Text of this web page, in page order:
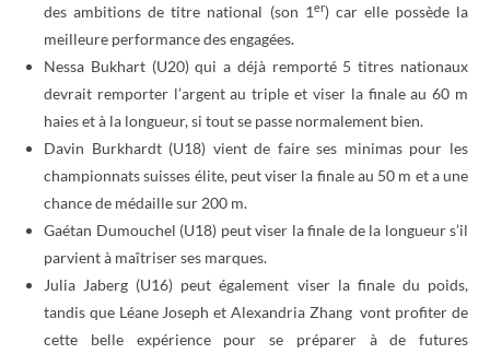
des ambitions de titre national (son 1er) car elle possède la
meilleure performance des engagées.
Nessa Bukhart (U20) qui a déjà remporté 5 titres nationaux
devrait remporter l’argent au triple et viser la finale au 60 m
haies et à la longueur, si tout se passe normalement bien.
Davin Burkhardt (U18) vient de faire ses minimas pour les
championnats suisses élite, peut viser la finale au 50 m et a une
chance de médaille sur 200 m.
Gaétan Dumouchel (U18) peut viser la finale de la longueur s’il
parvient à maîtriser ses marques.
Julia Jaberg (U16) peut également viser la finale du poids,
tandis que Léane Joseph et Alexandria Zhang vont profiter de
cette belle expérience pour se préparer à de futures